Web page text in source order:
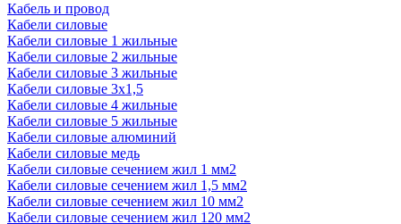
Кабель и провод
Кабели силовые
Кабели силовые 1 жильные
Кабели силовые 2 жильные
Кабели силовые 3 жильные
Кабели силовые 3х1,5
Кабели силовые 4 жильные
Кабели силовые 5 жильные
Кабели силовые алюминий
Кабели силовые медь
Кабели силовые сечением жил 1 мм2
Кабели силовые сечением жил 1,5 мм2
Кабели силовые сечением жил 10 мм2
Кабели силовые сечением жил 120 мм2